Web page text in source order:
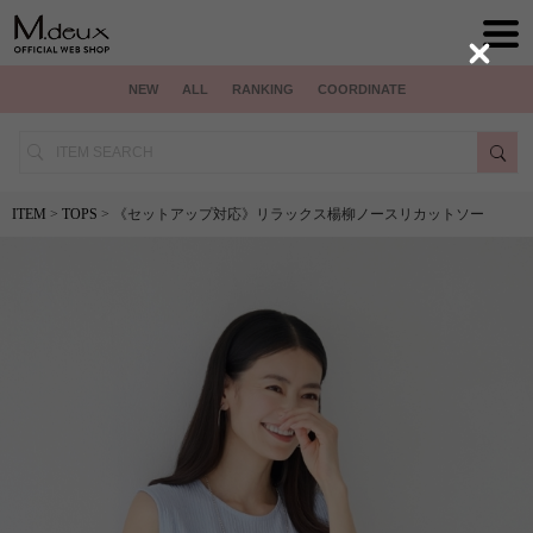
NEW ALL RANKING COORDINATE
ITEM > TOPS > 《セットアップ対応》リラックス楊柳ノースリカットソー
Close